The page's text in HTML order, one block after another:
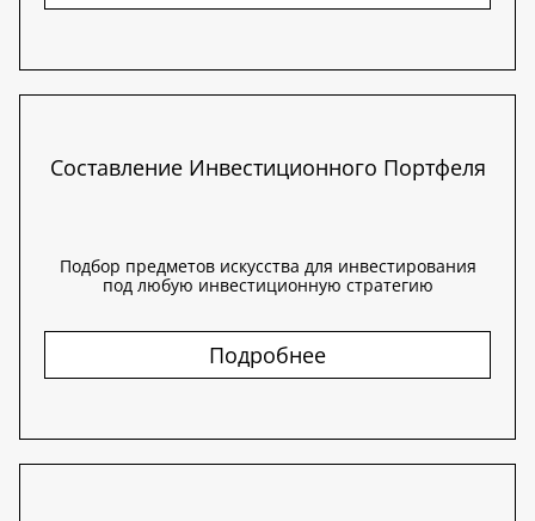
Составление Инвестиционного Портфеля
Подбор предметов искусства для инвестирования
под любую инвестиционную стратегию
Подробнее